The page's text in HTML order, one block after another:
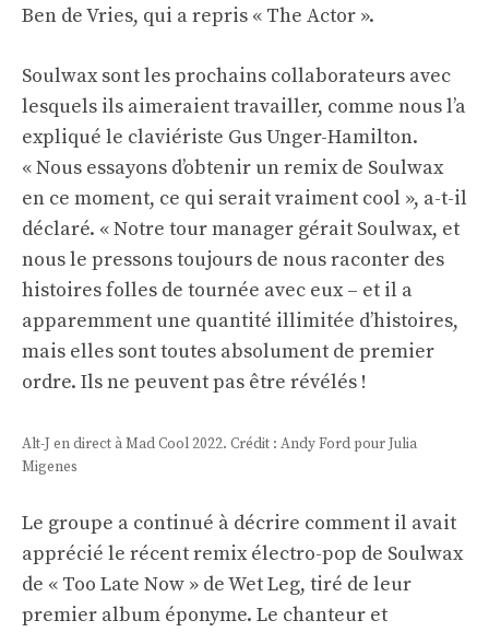
Ben de Vries, qui a repris « The Actor ».
Soulwax sont les prochains collaborateurs avec
lesquels ils aimeraient travailler, comme nous l’a
expliqué le claviériste Gus Unger-Hamilton.
« Nous essayons d’obtenir un remix de Soulwax
en ce moment, ce qui serait vraiment cool », a-t-il
déclaré. « Notre tour manager gérait Soulwax, et
nous le pressons toujours de nous raconter des
histoires folles de tournée avec eux – et il a
apparemment une quantité illimitée d’histoires,
mais elles sont toutes absolument de premier
ordre. Ils ne peuvent pas être révélés !
Alt-J en direct à Mad Cool 2022. Crédit : Andy Ford pour Julia
Migenes
Le groupe a continué à décrire comment il avait
apprécié le récent remix électro-pop de Soulwax
de « Too Late Now » de Wet Leg, tiré de leur
premier album éponyme. Le chanteur et